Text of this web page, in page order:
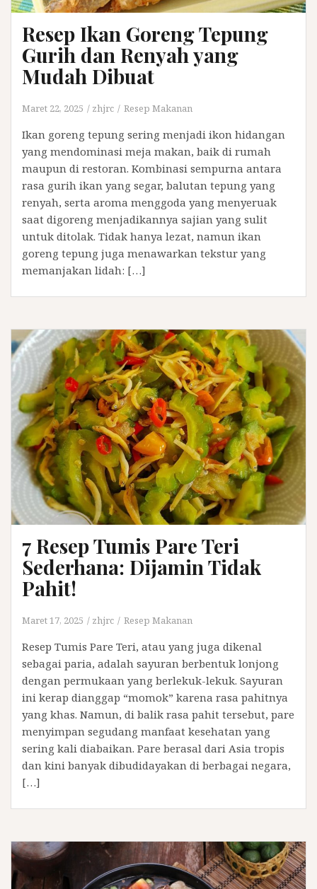
Resep Ikan Goreng Tepung
Gurih dan Renyah yang
Mudah Dibuat
Maret 22, 2025 zhjrc Resep Makanan
Ikan goreng tepung sering menjadi ikon hidangan
yang mendominasi meja makan, baik di rumah
maupun di restoran. Kombinasi sempurna antara
rasa gurih ikan yang segar, balutan tepung yang
renyah, serta aroma menggoda yang menyeruak
saat digoreng menjadikannya sajian yang sulit
untuk ditolak. Tidak hanya lezat, namun ikan
goreng tepung juga menawarkan tekstur yang
memanjakan lidah: […]
7 Resep Tumis Pare Teri
Sederhana: Dijamin Tidak
Pahit!
Maret 17, 2025 zhjrc Resep Makanan
Resep Tumis Pare Teri, atau yang juga dikenal
sebagai paria, adalah sayuran berbentuk lonjong
dengan permukaan yang berlekuk-lekuk. Sayuran
ini kerap dianggap “momok” karena rasa pahitnya
yang khas. Namun, di balik rasa pahit tersebut, pare
menyimpan segudang manfaat kesehatan yang
sering kali diabaikan. Pare berasal dari Asia tropis
dan kini banyak dibudidayakan di berbagai negara,
[…]